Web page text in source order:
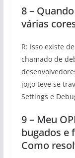
8 –
várias
R: Isso existe
chamado de
jogo teve se
Settings e
9 – Meu
bugados e
Como